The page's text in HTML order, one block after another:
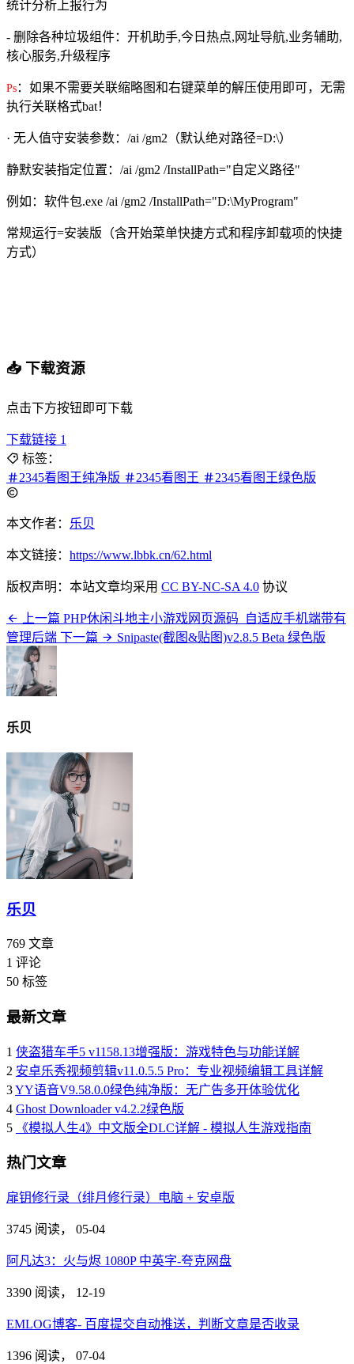
统计分析上报行为
- 删除各种垃圾组件：开机助手,今日热点,网址导航,业务辅助,
核心服务,升级程序
Ps ：如果不需要关联缩略图和右键菜单的解压使用即可，无需
执行关联格式bat！
· 无人值守安装参数：/ai /gm2（默认绝对路径=D:\）
静默安装指定位置：/ai /gm2 /InstallPath="自定义路径"
例如：软件包.exe /ai /gm2 /InstallPath="D:\MyProgram"
常规运行=安装版（含开始菜单快捷方式和程序卸载项的快捷
方式）
📥 下载资源
点击下方按钮即可下载
下载链接 1
标签：
2345看图王纯净版
2345看图王 2345看图王绿色版
本文作者： 乐贝
本文链接： https://www.lbbk.cn/62.html
版权声明：本站文章均采用 CC BY-NC-SA 4.0 协议
上一篇 PHP休闲斗地主小游戏网页源码_自适应手机端带有
管理后端 下一篇 Snipaste(截图&贴图)v2.8.5 Beta 绿色版
乐贝
乐贝
769 文章
1 评论
50 标签
最新文章
1 侠盗猎车手5 v1158.13增强版：游戏特色与功能详解
2 安卓乐秀视频剪辑v11.0.5.5 Pro：专业视频编辑工具详解
3YY语音V9.58.0.0绿色纯净版：无广告多开体验优化
4 Ghost Downloader v4.2.2绿色版
5
《模拟人生4》中文版全DLC详解 - 模拟人生游戏指南
热门文章
扉钥修行录（绯月修行录）电脑 + 安卓版
3745 阅读， 05-04
阿凡达3：火与烬 1080P 中英字-夸克网盘
3390 阅读， 12-19
EMLOG博客- 百度提交自动推送，判断文章是否收录
1396 阅读， 07-04